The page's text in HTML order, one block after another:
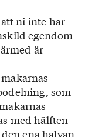
ni inte har
egendom
är
som
med hälften
ena halvan